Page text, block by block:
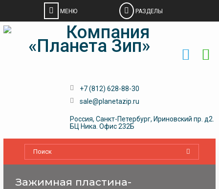
Skip
+7 (812) 628-88-30
sale@planetazip.ru
Россия, Санкт-Петербург, Ириновский пр. д2.
БЦ Ника. Офис 232Б
Зажимная пластина-